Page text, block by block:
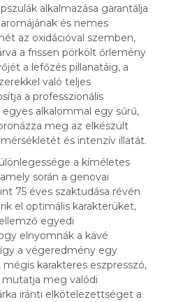
alkalmazása garantálja
és nemes
az oxidációval szemben,
a frissen pörkölt őrlemény
a lefőzés pillanatáig, a
való teljes
a professzionális
alkalommal egy sűrű,
meg az elkészült
és intenzív illatát.
a kíméletes
során a genovai
75 éves szaktudása révén
el optimális karakterüket,
egyedi
elnyomnák a kávé
a végeredmény egy
karakteres eszpresszó,
meg valódi
iránti elkötelezettséget a